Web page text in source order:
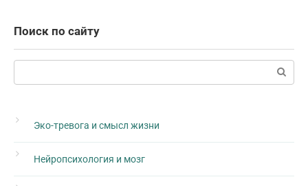
Поиск по сайту
Поиск:
Эко-тревога и смысл жизни
Нейропсихология и мозг